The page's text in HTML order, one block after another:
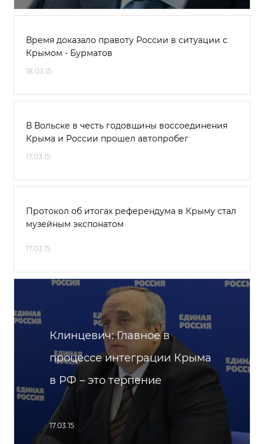
Время доказало правоту России в ситуации с
Крымом - Бурматов
18.03.15
В Вольске в честь годовщины воссоединения
Крыма и России прошел автопробег
17.03.15
Протокол об итогах референдума в Крыму стал
музейным экспонатом
17.03.15
Клинцевич: Главное в
процессе интеграции Крыма
в РФ – это терпение
17.03.15